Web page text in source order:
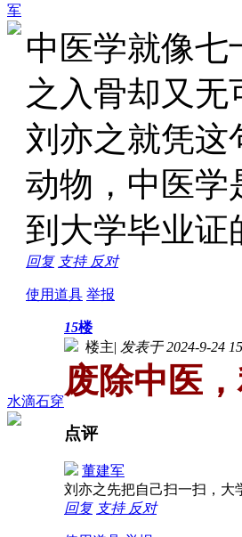
军
中医学就像七
之入骨却又无
刘亦之就凭这
动物，中医学
到大学毕业证
回复 支持 反对
使用道具 举报
水滴石穿
15楼
楼主| 发表于 2024-9-24
废除中医
点评
董建军
刘亦之先把自己扫一扫，
回复 支持 反对